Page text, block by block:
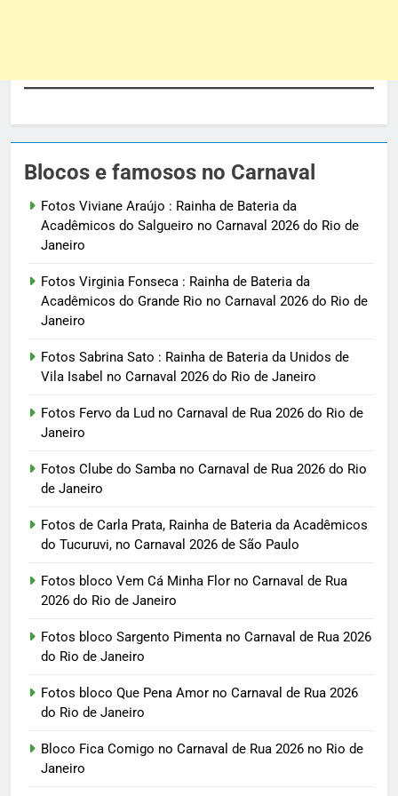
Blocos e famosos no Carnaval
Fotos Viviane Araújo : Rainha de Bateria da
Acadêmicos do Salgueiro no Carnaval 2026 do Rio de
Janeiro
Fotos Virginia Fonseca : Rainha de Bateria da
Acadêmicos do Grande Rio no Carnaval 2026 do Rio de
Janeiro
Fotos Sabrina Sato : Rainha de Bateria da Unidos de
Vila Isabel no Carnaval 2026 do Rio de Janeiro
Fotos Fervo da Lud no Carnaval de Rua 2026 do Rio de
Janeiro
Fotos Clube do Samba no Carnaval de Rua 2026 do Rio
de Janeiro
Fotos de Carla Prata, Rainha de Bateria da Acadêmicos
do Tucuruvi, no Carnaval 2026 de São Paulo
Fotos bloco Vem Cá Minha Flor no Carnaval de Rua
2026 do Rio de Janeiro
Fotos bloco Sargento Pimenta no Carnaval de Rua 2026
do Rio de Janeiro
Fotos bloco Que Pena Amor no Carnaval de Rua 2026
do Rio de Janeiro
Bloco Fica Comigo no Carnaval de Rua 2026 no Rio de
Janeiro